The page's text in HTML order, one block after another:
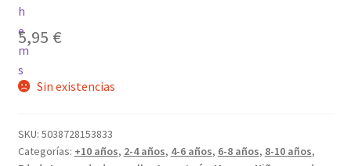
5,95 €
Sin existencias
SKU: 5038728153833
Categorías: +10 años, 2-4 años, 4-6 años, 6-8 años, 8-10 años,